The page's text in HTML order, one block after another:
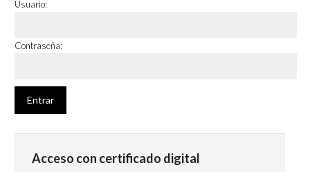
Usuario:
Contraseña:
Acceso con certificado digital